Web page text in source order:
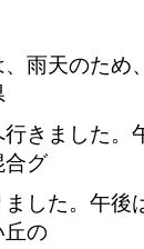
雨天のため
きました。
合グ
した。午後
丘の